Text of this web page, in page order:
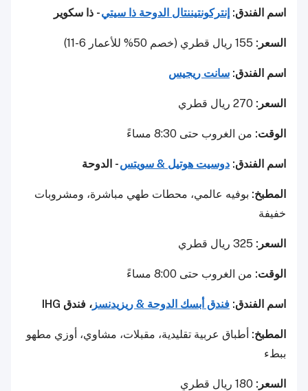
اسم الفندق: إنتركونتيننتال الدوحة ذا سيتي- ذا سكوير
السعر:
اسم الفندق: سانت ريجيس
السعر:
الوقت: من الغروب حتى 8:30 مساءً
اسم الفندق: دوسيت هوتيل & سويتس- الدوحة
المطبخ: بوفيه عالمي، محطات طهي مباشرة، ومشروبات
خفيفة
السعر:
الوقت: من الغروب حتى 8:00 مساءً
اسم الفندق: فندق أبسك الدوحة & ريزيدنسز ، فندق IHG
المطبخ: أطباق عربية تقليدية، مقبلات، مشاوي، أوزي مطهو
ببطء
السعر: